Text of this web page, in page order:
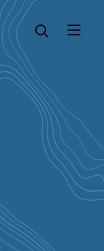
Öppna sök
Öppna menyn